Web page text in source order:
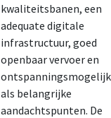
kwaliteitsbanen, een
adequate digitale
infrastructuur, goed
openbaar vervoer en
als belangrijke
aandachtspunten. De